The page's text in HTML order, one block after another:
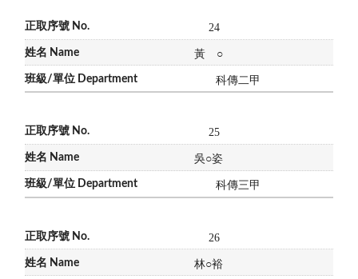
24
黃 ○
科傳二甲
25
吳○姿
科傳三甲
26
林○裕